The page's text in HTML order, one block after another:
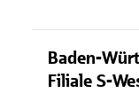
Baden-
Filiale S-